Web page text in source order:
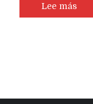
Lee más